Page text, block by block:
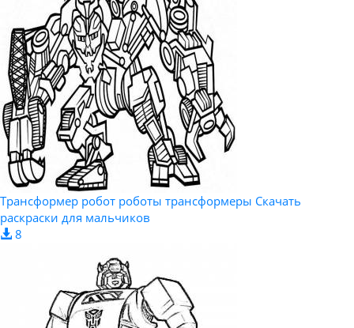
Трансформер робот роботы трансформеры Скачать
раскраски для мальчиков
8